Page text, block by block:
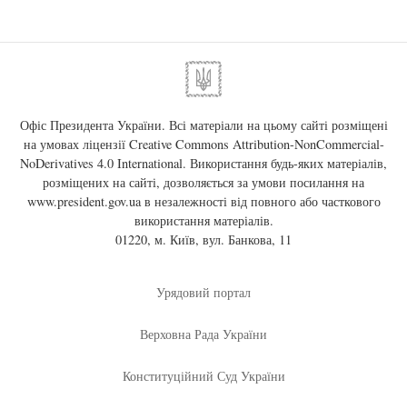
Офіс Президента України. Всі матеріали на цьому сайті розміщені
на умовах ліцензії Creative Commons Attribution-NonCommercial-
NoDerivatives 4.0 International. Використання будь-яких матеріалів,
розміщених на сайті, дозволяється за умови посилання на
www.president.gov.uaв незалежності від повного або часткового
використання матеріалів.
01220, м. Київ, вул. Банкова, 11
Урядовий портал
Верховна Рада України
Конституційний Суд України